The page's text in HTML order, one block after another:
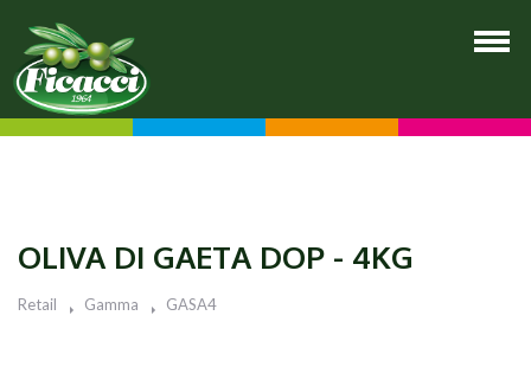
OLIVA DI GAETA DOP - 4KG
Retail Gamma GASA4